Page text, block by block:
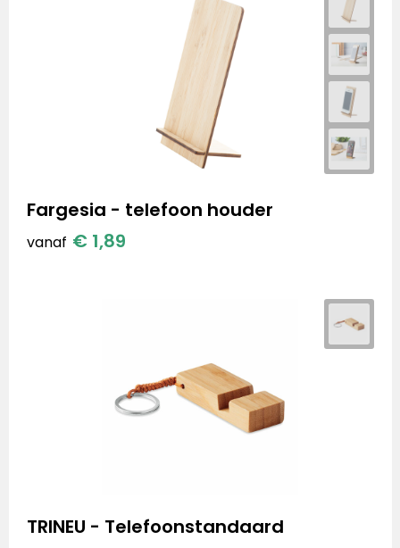
Fargesia - telefoon houder
vanaf € 1,89
TRINEU - Telefoonstandaard